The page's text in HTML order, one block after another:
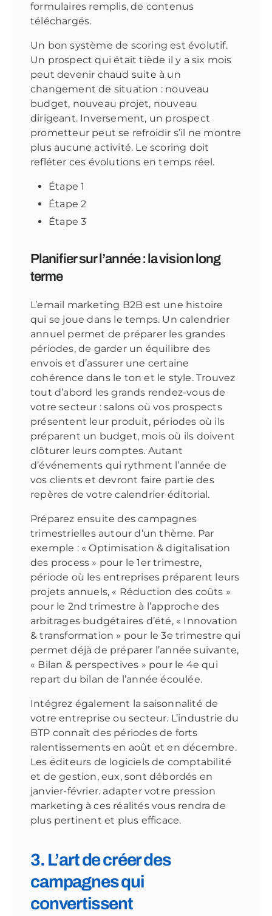
formulaires remplis, de contenus
téléchargés.
Un bon système de scoring est évolutif.
Un prospect qui était tiède il y a six mois
peut devenir chaud suite à un
changement de situation : nouveau
budget, nouveau projet, nouveau
dirigeant. Inversement, un prospect
prometteur peut se refroidir s’il ne montre
plus aucune activité. Le scoring doit
refléter ces évolutions en temps réel.
Étape 1
Étape 2
Étape 3
Planifier sur l’année : la vision long
terme
L’email marketing B2B est une histoire
qui se joue dans le temps. Un calendrier
annuel permet de préparer les grandes
périodes, de garder un équilibre des
envois et d’assurer une certaine
cohérence dans le ton et le style. Trouvez
tout d’abord les grands rendez-vous de
votre secteur : salons où vos prospects
présentent leur produit, périodes où ils
préparent un budget, mois où ils doivent
clôturer leurs comptes. Autant
d’événements qui rythment l’année de
vos clients et devront faire partie des
repères de votre calendrier éditorial.
Préparez ensuite des campagnes
trimestrielles autour d’un thème. Par
exemple : « Optimisation & digitalisation
des process » pour le 1er trimestre,
période où les entreprises préparent leurs
projets annuels, « Réduction des coûts »
pour le 2nd trimestre à l’approche des
arbitrages budgétaires d’été, « Innovation
& transformation » pour le 3e trimestre qui
permet déjà de préparer l’année suivante,
« Bilan & perspectives » pour le 4e qui
repart du bilan de l’année écoulée.
Intégrez également la saisonnalité de
votre entreprise ou secteur. L’industrie du
BTP connaît des périodes de forts
ralentissements en août et en décembre.
Les éditeurs de logiciels de comptabilité
et de gestion, eux, sont débordés en
janvier-février. adapter votre pression
marketing à ces réalités vous rendra de
plus pertinent et plus efficace.
3. L’art de créer des
campagnes qui
convertissent